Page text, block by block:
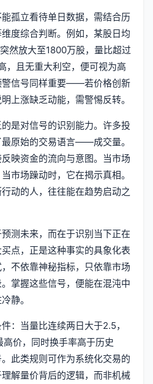
孤立看待单日数据，需结合历
度综合判断。例如，某股日均
然放大至1800万股，量比超过
，且无重大利空，便可视为高
警信号同样重要——若价格创新
上涨缺乏动能，需警惕反转。
是对信号的识别能力。许多投
原始的交易语言——成交量。
映资金的流向与意图。当市场
市场躁动时，它在揭示真相。
动的人，往往能在趋势启动之
测未来，而在于识别当下正在
点，正是这种事实的具象化表
不依靠神秘指标，只依靠市场
掌握这些信号，便能在混沌中
静。
：当量比连续两日大于2.5，
价，同时换手率高于历史
此类规则可作为系统化交易的
解量价背后的逻辑，而非机械